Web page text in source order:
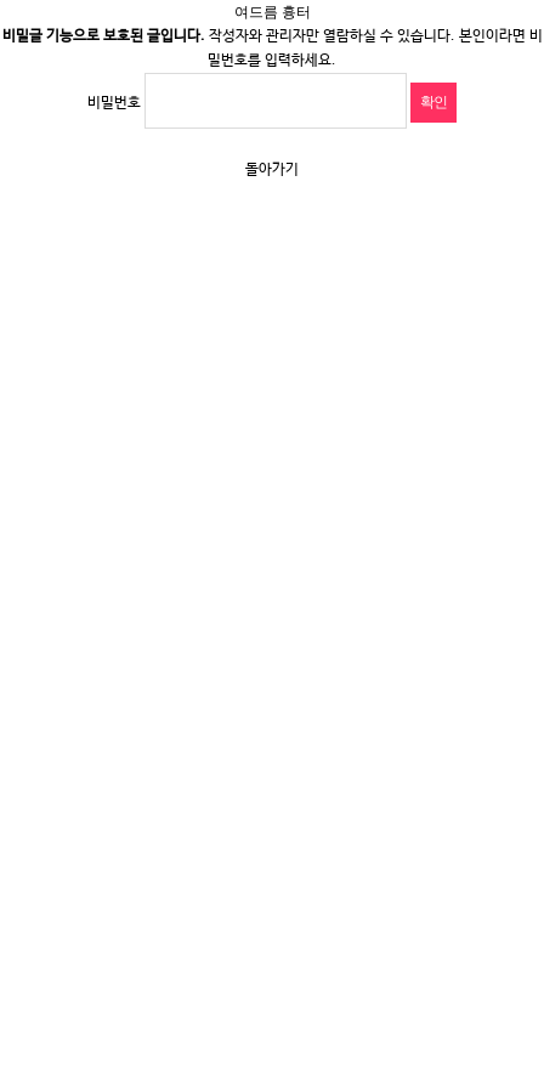
여드름 흉터
비밀글 기능으로 보호된 글입니다. 작성자와 관리자만 열람하실 수 있습니다. 본인이라면 비
밀번호를 입력하세요.
비밀번호
돌아가기